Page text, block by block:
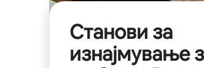
Станови за
изнајмување